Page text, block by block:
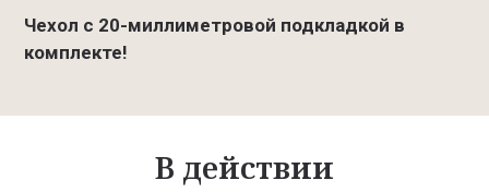
Чехол с 20-миллиметровой подкладкой в
комплекте!
В действии